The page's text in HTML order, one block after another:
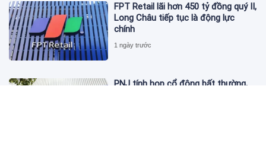
FPT Retail lãi hơn 450 tỷ đồng quý II,
Long Châu tiếp tục là động lực
chính
1 ngày trước
PNJ tính họp cổ đông bất thường,